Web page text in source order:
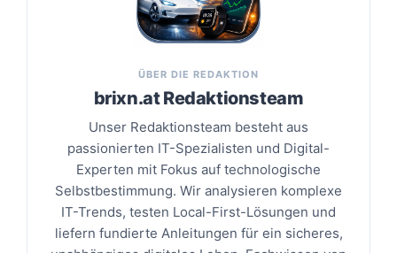
ÜBER DIE REDAKTION
brixn.at Redaktionsteam
Unser Redaktionsteam besteht aus
passionierten IT-Spezialisten und Digital-
Experten mit Fokus auf technologische
Selbstbestimmung. Wir analysieren komplexe
IT-Trends, testen Local-First-Lösungen und
liefern fundierte Anleitungen für ein sicheres,